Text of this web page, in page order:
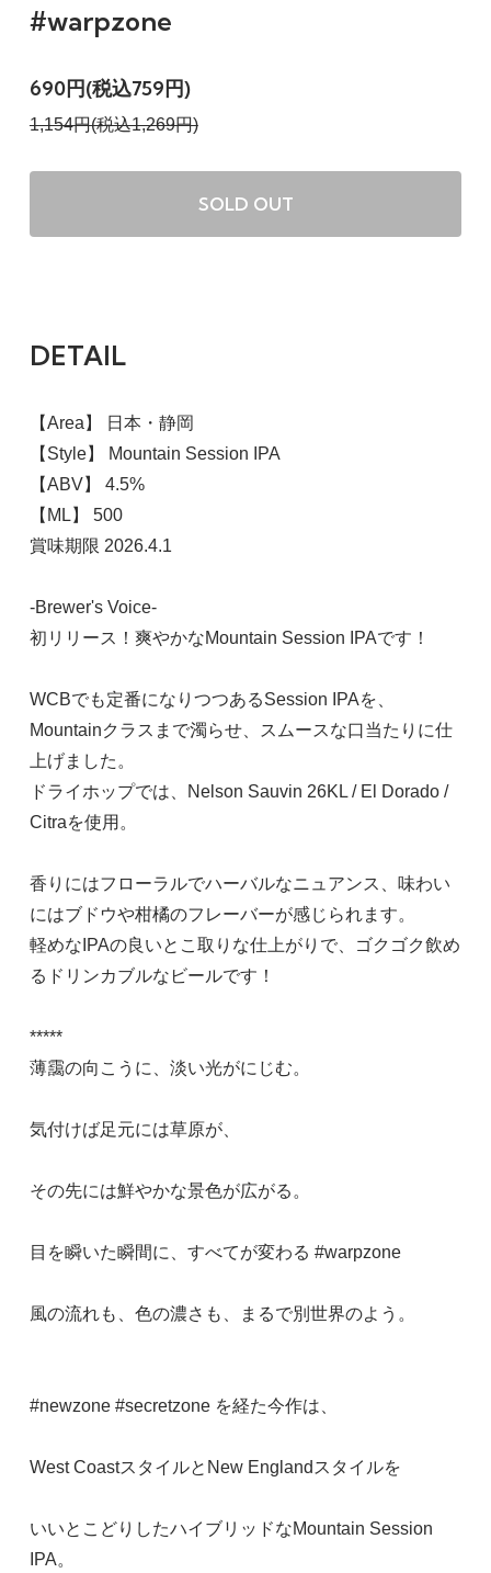
#warpzone
690円(税込759円)
1,154円(税込1,269円)
SOLD OUT
DETAIL
【Area】 日本・静岡
【Style】 Mountain Session IPA
【ABV】 4.5%
【ML】 500
賞味期限 2026.4.1
-Brewer's Voice-
初リリース！爽やかなMountain Session IPAです！
WCBでも定番になりつつあるSession IPAを、
Mountainクラスまで濁らせ、スムースな口当たりに仕
上げました。
ドライホップでは、Nelson Sauvin 26KL / El Dorado /
Citraを使用。
香りにはフローラルでハーバルなニュアンス、味わい
にはブドウや柑橘のフレーバーが感じられます。
軽めなIPAの良いとこ取りな仕上がりで、ゴクゴク飲め
るドリンカブルなビールです！
*****
薄靄の向こうに、淡い光がにじむ。
気付けば足元には草原が、
その先には鮮やかな景色が広がる。
目を瞬いた瞬間に、すべてが変わる #warpzone
風の流れも、色の濃さも、まるで別世界のよう。
#newzone #secretzone を経た今作は、
West CoastスタイルとNew Englandスタイルを
いいとこどりしたハイブリッドなMountain Session
IPA。